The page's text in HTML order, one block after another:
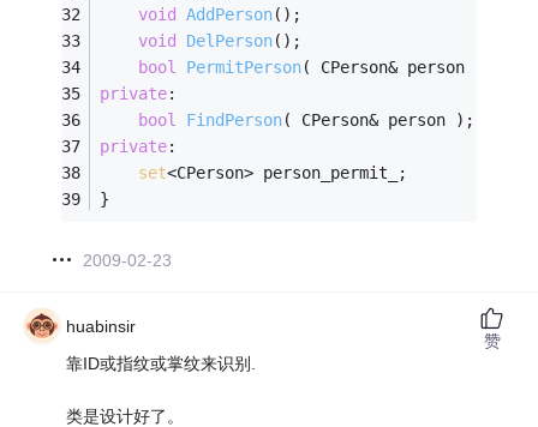
void
AddPerson() ;
void
DelPerson() ;
bool
PermitPerson( CPerson& person )
private:
bool
FindPerson( CPerson& person ) ;
private:
set<CPerson> person_permit_;
}
2009-02-23
huabinsir
靠ID或指纹或掌纹来识别.
类是设计好了。
赞